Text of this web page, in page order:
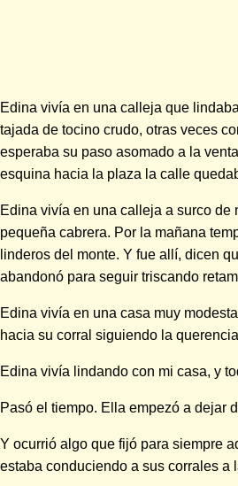
Edina vivía en una calleja que
tajada de tocino crudo, otras veces
esperaba su paso asomado a la
esquina hacia la plaza la calle
Edina vivía en una calleja a surco
pequeña cabrera. Por la mañana
linderos del monte. Y fue allí, dicen
abandonó para seguir triscando
Edina vivía en una casa muy
hacia su corral siguiendo la
Edina vivía lindando con mi casa, y
Pasó el tiempo. Ella empezó a dejar
Y ocurrió algo que fijó para siempre
estaba conduciendo a sus corrales a